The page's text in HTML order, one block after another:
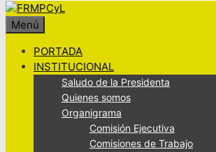
Menú
PORTADA
INSTITUCIONAL
Saludo de la Presidenta
Quienes somos
Organigrama
Comisión Ejecutiva
Comisiones de Trabajo